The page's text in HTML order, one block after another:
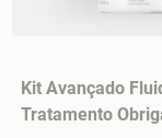
Kit Avançado
Tratamento